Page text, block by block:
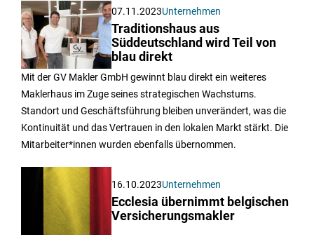
07.11.2023Unternehmen
Traditionshaus aus
Süddeutschland wird Teil von
blau direkt
Mit der GV Makler GmbH gewinnt blau direkt ein weiteres
Maklerhaus im Zuge seines strategischen Wachstums.
Standort und Geschäftsführung bleiben unverändert, was die
Kontinuität und das Vertrauen in den lokalen Markt stärkt. Die
Mitarbeiter*innen wurden ebenfalls übernommen.
16.10.2023Unternehmen
Ecclesia übernimmt belgischen
Versicherungsmakler